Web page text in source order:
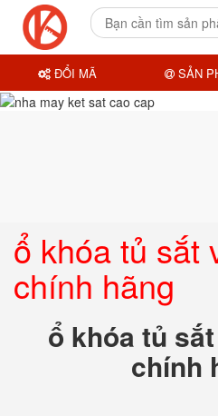
ổ khóa tủ sắt
chính hãng
ổ khóa tủ
chính
ĐỔI MÃ SẢN